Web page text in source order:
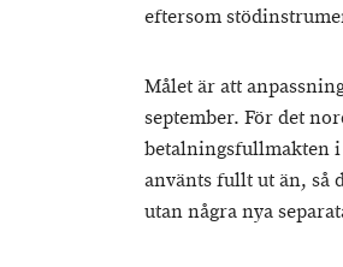
eftersom
Målet är att
september. För det
betalningsfullmakten
använts fullt ut än, så
utan några nya